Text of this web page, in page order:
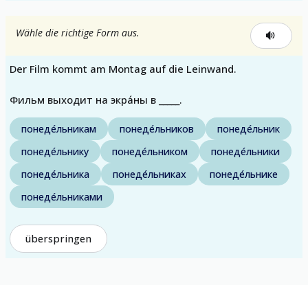
Wähle die richtige Form aus.
Der Film kommt am Montag auf die Leinwand.
Фильм выходит на экра́ны в _____.
понеде́льникам понеде́льников
понеде́льник
понеде́льнику
понеде́льником
понеде́льники
понеде́льника
понеде́льниках
понеде́льнике
понеде́льниками
überspringen